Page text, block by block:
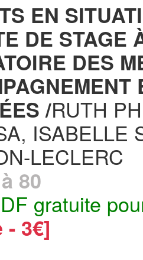
EN
DE STAGE
DES
/RUTH
ISABELLE
LECLERC
80
gratuite
3€]